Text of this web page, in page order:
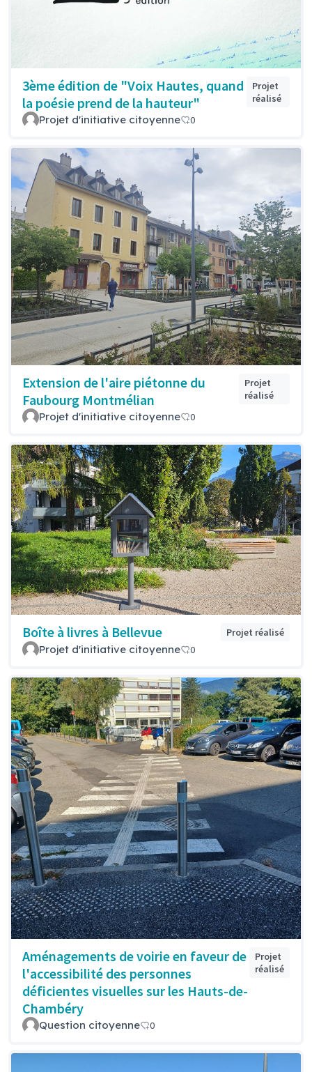
3ème édition de "Voix Hautes, quand
la poésie prend de la hauteur"
Projet
réalisé
Projet d'initiative citoyenne 0
Extension de l'aire piétonne du
Faubourg Montmélian
Projet
réalisé
Projet d'initiative citoyenne 0
Boîte à livres à Bellevue Projet réalisé
Projet d'initiative citoyenne 0
Aménagements de voirie en faveur de
l'accessibilité des personnes
déficientes visuelles sur les Hauts-de-
Chambéry
Projet
réalisé
Question citoyenne 0